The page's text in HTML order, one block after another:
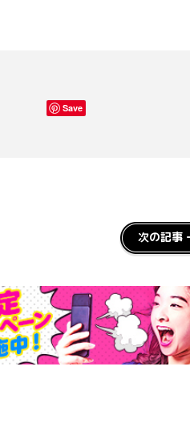
Save
次の記事